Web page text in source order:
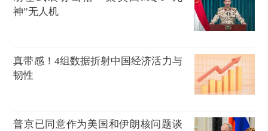
神”无人机
真带感！4组数据折射中国经济活力与
韧性
普京已同意作为美国和伊朗核问题谈